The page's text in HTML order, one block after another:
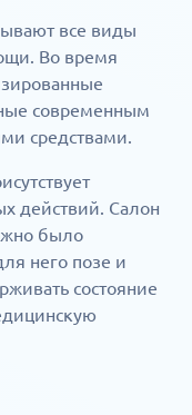
все виды
Во время
современным
средствами.
действий. Салон
было
него позе и
состояние